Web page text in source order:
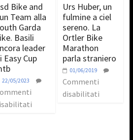
Bike and
Team alla
Garda
Basili
leader
Easy Cup
22/05/2023
Urs Huber, un
fulmine a ciel
sereno. La
Ortler Bike
Marathon
parla straniero
01/06/2019
Commenti
disabilitati